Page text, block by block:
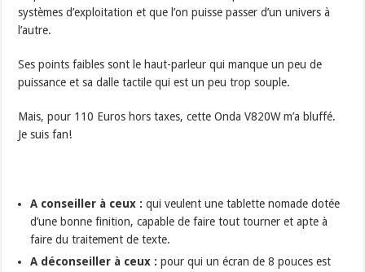
systèmes d’exploitation et que l’on puisse passer d’un univers à
l’autre.
Ses points faibles sont le haut-parleur qui manque un peu de
puissance et sa dalle tactile qui est un peu trop souple.
Mais, pour 110 Euros hors taxes, cette Onda V820W m’a bluffé.
Je suis fan!
A conseiller à ceux : qui veulent une tablette nomade dotée
d’une bonne finition, capable de faire tout tourner et apte à
faire du traitement de texte.
A déconseiller à ceux :pour qui un écran de 8 pouces est